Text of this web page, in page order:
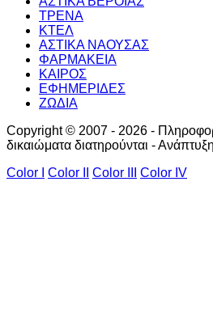
ΤΡΕΝΑ
ΚΤΕΛ
ΑΣΤΙΚΑ ΝΑΟΥΣΑΣ
ΦΑΡΜΑΚΕΙΑ
ΚΑΙΡΟΣ
ΕΦΗΜΕΡΙΔΕΣ
ΖΩΔΙΑ
Copyright © 2007 - 2026 -
δικαιώματα διατηρούνται - Ανάπτυξη
Color I
Color II Color III Color IV